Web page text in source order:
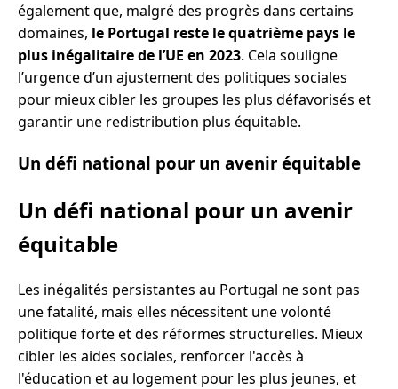
également que, malgré des progrès dans certains
domaines, le Portugal reste le quatrième pays le
plus inégalitaire de l’UE en 2023. Cela souligne
l’urgence d’un ajustement des politiques sociales
pour mieux cibler les groupes les plus défavorisés et
garantir une redistribution plus équitable.
Un défi national pour un avenir équitable
Un défi national pour un avenir
équitable
Les inégalités persistantes au Portugal ne sont pas
une fatalité, mais elles nécessitent une volonté
politique forte et des réformes structurelles. Mieux
cibler les aides sociales, renforcer l'accès à
l'éducation et au logement pour les plus jeunes, et